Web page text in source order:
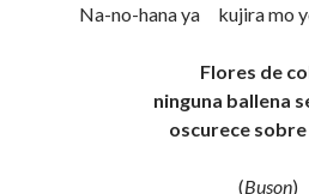
Na-no-hana ya kujira mo
Flores de
ninguna ballena
oscurece sobre
(Buson)